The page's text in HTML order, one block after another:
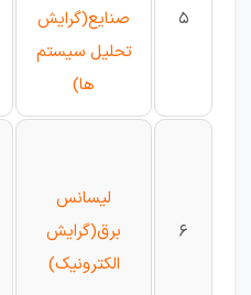
5
صنایع(گرایش
تحلیل سیستم
ها)
6
لیسانس
برق(گرایش
الکترونیک)